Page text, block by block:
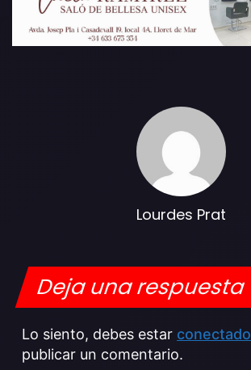
Lourdes Prat
Deja una respuesta
Lo siento, debes estar conectado
publicar un comentario.